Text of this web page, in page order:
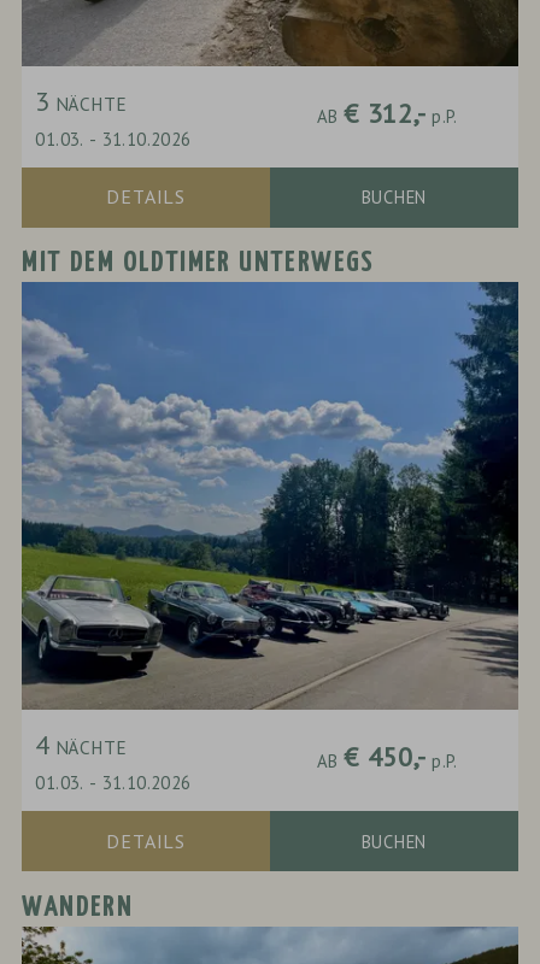
3 NÄCHTE
01.03. - 31.10.2026
AB € 312,- p.P.
DETAILS BUCHEN
MIT DEM OLDTIMER UNTERWEGS
4 NÄCHTE
01.03. - 31.10.2026
AB € 450,- p.P.
DETAILS BUCHEN
WANDERN